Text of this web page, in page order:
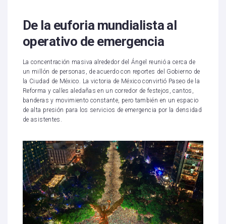
De la euforia mundialista al
operativo de emergencia
La concentración masiva alrededor del Ángel reunió a cerca de
un millón de personas, de acuerdo con reportes del Gobierno de
la Ciudad de México. La victoria de México convirtió Paseo de la
Reforma y calles aledañas en un corredor de festejos, cantos,
banderas y movimiento constante, pero también en un espacio
de alta presión para los servicios de emergencia por la densidad
de asistentes.